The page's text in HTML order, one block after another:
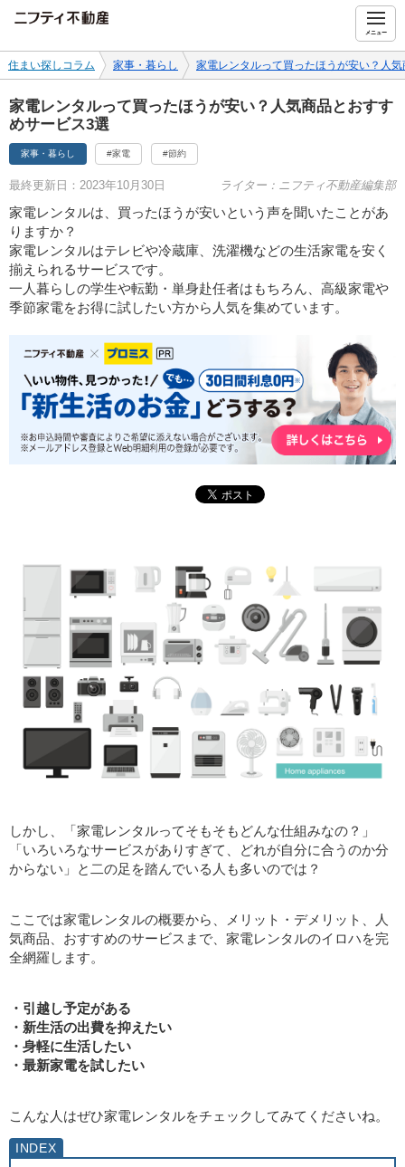
メニュー
住まい探しコラム 家事・暮らし 家電レンタルって買ったほうが安い？人
家電レンタルって買ったほうが安い？人気商品とおすす
めサービス3選
家事・暮らし #家電 #節約
最終更新日：2023年10月30日 ライター：ニフティ不動産編集部
家電レンタルは、買ったほうが安いという声を聞いたことがあ
りますか？
家電レンタルはテレビや冷蔵庫、洗濯機などの生活家電を安く
揃えられるサービスです。
一人暮らしの学生や転勤・単身赴任者はもちろん、高級家電や
季節家電をお得に試したい方から人気を集めています。
しかし、「家電レンタルってそもそもどんな仕組みなの？」
「いろいろなサービスがありすぎて、どれが自分に合うのか分
からない」と二の足を踏んでいる人も多いのでは？
ここでは家電レンタルの概要から、メリット・デメリット、人
気商品、おすすめのサービスまで、家電レンタルのイロハを完
全網羅します。
・引越し予定がある
・新生活の出費を抑えたい
・身軽に生活したい
・最新家電を試したい
こんな人はぜひ家電レンタルをチェックしてみてくださいね。